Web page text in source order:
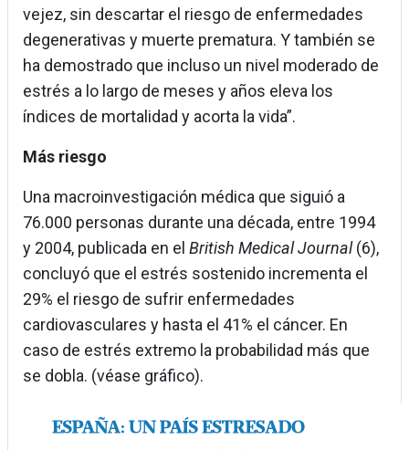
vejez, sin descartar el riesgo de enfermedades
degenerativas y muerte prematura. Y también se
ha demostrado que incluso un nivel moderado de
estrés a lo largo de meses y años eleva los
índices de mortalidad y acorta la vida”.
Más riesgo
Una macroinvestigación médica que siguió a
76.000 personas durante una década, entre 1994
y 2004, publicada en el British Medical Journal(6),
concluyó que el estrés sostenido incrementa el
29% el riesgo de sufrir enfermedades
cardiovasculares y hasta el 41% el cáncer. En
caso de estrés extremo la probabilidad más que
se dobla. (véase gráfico).